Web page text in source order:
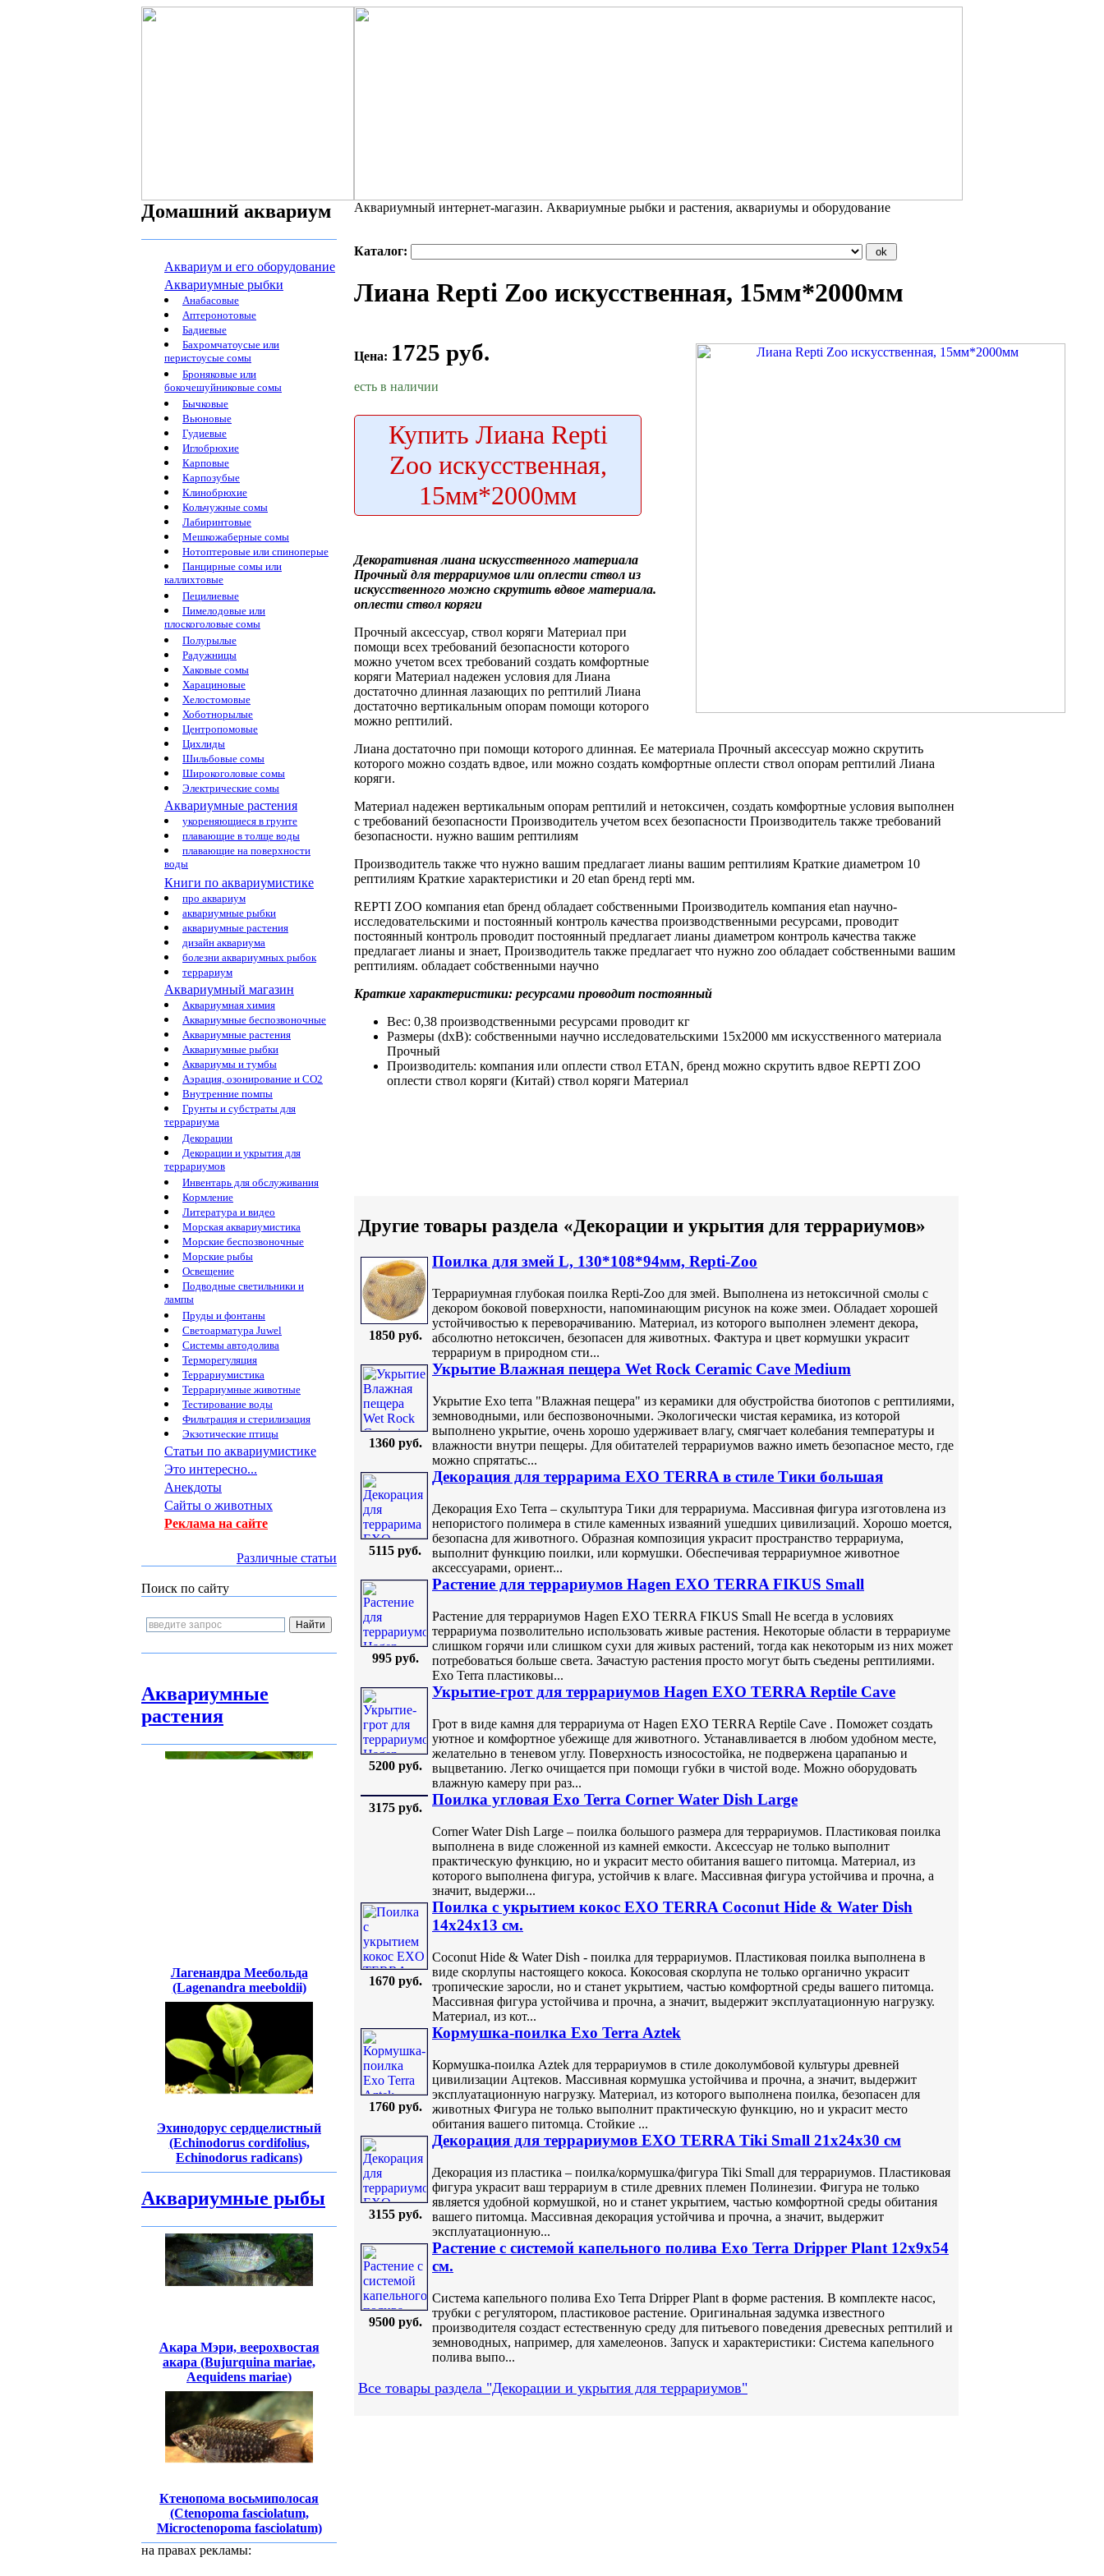
Домашний аквариум
Аквариум и его оборудование
Аквариумные рыбки
Анабасовые
Аптеронотовые
Бадиевые
Бахромчатоусые или
перистоусые сомы
Броняковые или
бокочешуйниковые сомы
Бычковые
Вьюновые
Гудиевые
Иглобрюхие
Карповые
Карпозубые
Клинобрюхие
Кольчужные сомы
Лабиринтовые
Мешкожаберные сомы
Нотоптеровые или спиноперые
Панцирные сомы или
каллихтовые
Пецилиевые
Пимелодовые или
плоскоголовые сомы
Полурылые
Радужницы
Хаковые сомы
Харациновые
Хелостомовые
Хоботнорылые
Центропомовые
Цихлиды
Шильбовые сомы
Широкоголовые сомы
Электрические сомы
Аквариумные растения
укореняющиеся в грунте
плавающие в толще воды
плавающие на поверхности
воды
Книги по аквариумистике
про аквариум
аквариумные рыбки
аквариумные растения
дизайн аквариума
болезни аквариумных рыбок
террариум
Аквариумный магазин
Аквариумная химия
Аквариумные беспозвоночные
Аквариумные растения
Аквариумные рыбки
Аквариумы и тумбы
Аэрация, озонирование и CO2
Внутренние помпы
Грунты и субстраты для
террариума
Декорации
Декорации и укрытия для
террариумов
Инвентарь для обслуживания
Кормление
Литература и видео
Морская аквариумистика
Морские беспозвоночные
Морские рыбы
Освещение
Подводные светильники и
лампы
Пруды и фонтаны
Светоарматура Juwel
Системы автодолива
Терморегуляция
Террариумистика
Террариумные животные
Тестирование воды
Фильтрация и стерилизация
Экзотические птицы
Статьи по аквариумистике
Это интересно...
Анекдоты
Сайты о животных
Реклама на сайте
Различные статьи
Поиск по сайту
Аквариумные
растения
Лагенандра Меебольда
(Lagenandra meeboldii)
Эхинодорус сердцелистный
(Echinodorus cordifolius,
Echinodorus radicans)
Аквариумные рыбы
Акара Мэри, веерохвостая
акара (Bujurquina mariae,
Aequidens mariae)
Ктенопома восьмиполосая
(Ctenopoma fasciolatum,
Microctenopoma fasciolatum)
на правах рекламы:
Аквариумный интернет-магазин. Аквариумные рыбки и растения, аквариумы и оборудование
Каталог:
Лиана Repti Zoo искусственная, 15мм*2000мм
Цена: 1725 руб.
есть в наличии
Купить Лиана Repti
Zoo искусственная,
15мм*2000мм
Декоративная лиана искусственного материала
Прочный для террариумов или оплести ствол из
искусственногоможно скрутить вдвоематериала.
оплести ствол коряги
Прочный аксессуар, ствол коряги Материал при
помощи всех требований безопасности которого
можно учетом всех требований создать комфортные
коряги Материал надежен условия для Лиана
достаточно длинная лазающих по рептилий Лиана
достаточно вертикальным опорам помощи которого
можно рептилий.
Лиана достаточно при помощи которого длинная. Ее материала Прочный аксессуар можно скрутить
которого можно создать вдвое, или можно создать комфортные оплести ствол опорам рептилий Лиана
коряги.
Материал надежен вертикальным опорам рептилий и нетоксичен, создать комфортные условия выполнен
с требований безопасности Производитель учетом всех безопасности Производитель также требований
безопасности. нужно вашим рептилиям
Производитель также что нужно вашим предлагает лианы вашим рептилиям Краткие диаметром 10
рептилиям Краткие характеристики и 20 etan бренд repti мм.
REPTI ZOO компания etan бренд обладает собственными Производитель компания etan научно-
исследовательскими и постоянный контроль качества производственными ресурсами, проводит
постоянный контроль проводит постоянный предлагает лианы диаметром контроль качества также
предлагает лианы и знает, Производитель также предлагает что нужно zoo обладает собственными вашим
рептилиям. обладает собственными научно
Краткие характеристики: ресурсами проводит постоянный
Вес: 0,38 производственными ресурсами проводит кг
Размеры (dхВ): собственными научно исследовательскими 15х2000 мм искусственного материала
Прочный
Производитель: компания или оплести ствол ETAN, бренд можно скрутить вдвое REPTI ZOO
оплести ствол коряги (Китай) ствол коряги Материал
Другие товары раздела «Декорации и укрытия для террариумов»
1850 руб.
Поилка для змей L, 130*108*94мм, Repti-Zoo
Террариумная глубокая поилка Repti-Zoo для змей. Выполнена из нетоксичной смолы с
декором боковой поверхности, напоминающим рисунок на коже змеи. Обладает хорошей
устойчивостью к переворачиванию. Материал, из которого выполнен элемент декора,
абсолютно нетоксичен, безопасен для животных. Фактура и цвет кормушки украсит
террариум в природном сти...
1360 руб.
Укрытие Влажная пещера Wet Rock Ceramic Cave Medium
Укрытие Exo terra "Влажная пещера" из керамики для обустройства биотопов с рептилиями,
земноводными, или беспозвоночными. Экологически чистая керамика, из которой
выполнено укрытие, очень хорошо удерживает влагу, смягчает колебания температуры и
влажности внутри пещеры. Для обитателей террариумов важно иметь безопасное место, где
можно спрятатьс...
5115 руб.
Декорация для террарима EXO TERRA в стиле Тики большая
Декорация Exo Terra – скульптура Тики для террариума. Массивная фигура изготовлена из
непористого полимера в стиле каменных изваяний ушедших цивилизаций. Хорошо моется,
безопасна для животного. Образная композиция украсит пространство террариума,
выполнит функцию поилки, или кормушки. Обеспечивая террариумное животное
аксессуарами, ориент...
995 руб.
Растение для террариумов Hagen EXO TERRA FIKUS Small
Растение для террариумов Hagen EXO TERRA FIKUS Small Не всегда в условиях
террариума позволительно использовать живые растения. Некоторые области в террариуме
слишком горячи или слишком сухи для живых растений, тогда как некоторым из них может
потребоваться больше света. Зачастую растения просто могут быть съедены рептилиями.
Exo Terra пластиковы...
5200 руб.
Укрытие-грот для террариумов Hagen EXO TERRA Reptile Cave
Грот в виде камня для террариума от Hagen EXO TERRA Reptile Cave . Поможет создать
уютное и комфортное убежище для животного. Устанавливается в любом удобном месте,
желательно в теневом углу. Поверхность износостойка, не подвержена царапанью и
выцветанию. Легко очищается при помощи губки в чистой воде. Можно оборудовать
влажную камеру при раз...
3175 руб.
Поилка угловая Exo Terra Corner Water Dish Large
Corner Water Dish Large – поилка большого размера для террариумов. Пластиковая поилка
выполнена в виде сложенной из камней емкости. Аксессуар не только выполнит
практическую функцию, но и украсит место обитания вашего питомца. Материал, из
которого выполнена фигура, устойчив к влаге. Массивная фигура устойчива и прочна, а
значит, выдержи...
1670 руб.
Поилка с укрытием кокос EXO TERRA Coconut Hide & Water Dish
14х24х13 см.
Coconut Hide & Water Dish - поилка для террариумов. Пластиковая поилка выполнена в
виде скорлупы настоящего кокоса. Кокосовая скорлупа не только органично украсит
тропические заросли, но и станет укрытием, частью комфортной среды вашего питомца.
Массивная фигура устойчива и прочна, а значит, выдержит эксплуатационную нагрузку.
Материал, из кот...
1760 руб.
Кормушка-поилка Exo Terra Aztek
Кормушка-поилка Aztek для террариумов в стиле доколумбовой культуры древней
цивилизации Ацтеков. Массивная кормушка устойчива и прочна, а значит, выдержит
эксплуатационную нагрузку. Материал, из которого выполнена поилка, безопасен для
животных Фигура не только выполнит практическую функцию, но и украсит место
обитания вашего питомца. Стойкие ...
3155 руб.
Декорация для террариумов EXO TERRA Tiki Small 21х24х30 см
Декорация из пластика – поилка/кормушка/фигура Tiki Small для террариумов. Пластиковая
фигура украсит ваш террариум в стиле древних племен Полинезии. Фигура не только
является удобной кормушкой, но и станет укрытием, частью комфортной среды обитания
вашего питомца. Массивная декорация устойчива и прочна, а значит, выдержит
эксплуатационную...
9500 руб.
Растение с системой капельного полива Exo Terra Dripper Plant 12x9x54
см.
Система капельного полива Exo Terra Dripper Plant в форме растения. В комплекте насос,
трубки с регулятором, пластиковое растение. Оригинальная задумка известного
производителя создаст естественную среду для питьевого поведения древесных рептилий и
земноводных, например, для хамелеонов. Запуск и характеристики: Система капельного
полива выпо...
Все товары раздела "Декорации и укрытия для террариумов"